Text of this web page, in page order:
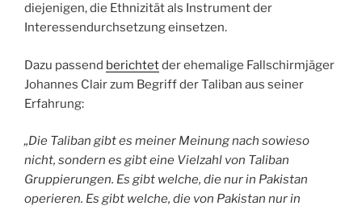
diejenigen, die Ethnizität als Instrument der
Interessendurchsetzung einsetzen.
Dazu passend berichtetder ehemalige Fallschirmjäger
Johannes Clair zum Begriff der Taliban aus seiner
Erfahrung:
„Die Taliban gibt es meiner Meinung nach sowieso
nicht, sondern es gibt eine Vielzahl von Taliban
Gruppierungen. Es gibt welche, die nur in Pakistan
operieren. Es gibt welche, die von Pakistan nur in